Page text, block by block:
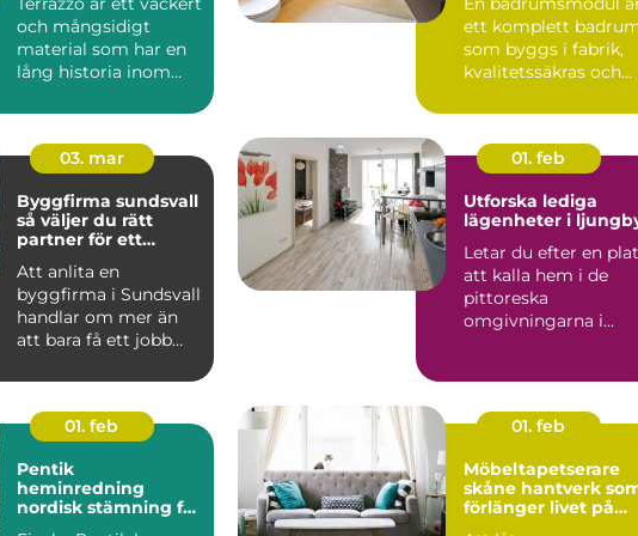
och mångsidigt
material som har en
lång historia inom
ett komplett
som byggs i fabrik,
kvalitetssäkras och
03. mar
Byggfirma sundsvall
så väljer du rätt
partner för ett
Att anlita en
byggfirma i Sundsvall
handlar om mer än
att bara få ett jobb
om tr...
01. feb
Utforska lediga
lägenheter i
Letar du efter en
att kalla hem i de
pittoreska
omgivningarna i
01. feb
Pentik
heminredning
nordisk stämning för
01. feb
Möbeltapetserare
skåne hantverk som
förlänger livet på